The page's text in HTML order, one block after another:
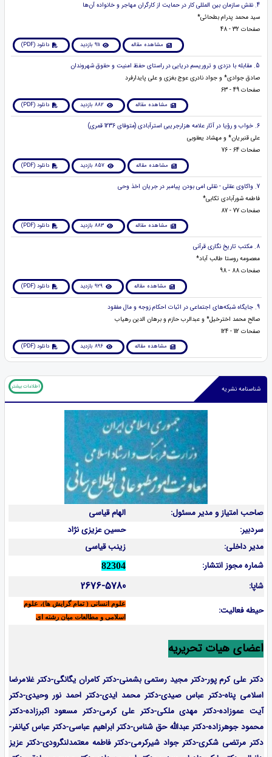
4. نقش سازمان بین المللی کار در حمایت از کارگران مهاجر و خانواده آن‌ها
سید محمد پدرام بطحائی*
صفحات 32 - 48
مشاهده مقاله 911 بازدید دانلود (PDF)
5. مقابله با دزدی و تروریسم دریایی در راستای حفظ امنیت و حقوق شهروندان
صادق جوادی* و جواد نادری عوج بغزی و علی پایدارفرد
صفحات 49 - 63
مشاهده مقاله 882 بازدید دانلود (PDF)
6. خواب و رؤیا در آثار علامه هزارجریبی استرآبادی (متوفای 1236 قمری)
علی قنبریان* و مهشاد یعقوبی
صفحات 64 - 76
مشاهده مقاله 857 بازدید دانلود (PDF)
7. واکاوی عقلی - نقلی امی بودن پیامبر در جریان اخذ وحی
فاطمه شورآبادی تکابی*
صفحات 77 - 87
مشاهده مقاله 883 بازدید دانلود (PDF)
8. مکتب تاریخ نگاری قرآنی
معصومه روستا طالب آباد*
صفحات 88 - 98
مشاهده مقاله 929 بازدید دانلود (PDF)
9. جایگاه شبکه‌های اجتماعی در اثبات احکام زوجه و مال مفقود
صالح محمد اخترخیل* و عبدالرب حازم و برهان الدین رهیاب
صفحات 112 - 124
مشاهده مقاله 896 بازدید دانلود (PDF)
شناسنامه نشریه اطلاعات بیشتر
صاحب امتیاز و مدیر مسئول:
الهام قیاسی
سردبیر:
حسین عزیزی نژاد
مدیر داخلی:
زینب قیاسی
شماره مجوز انتشار:
82304
شاپا: 2676-5780
حیطه فعالیت:
علوم انسانی ( تمام گرایش ها)، علوم
اسلامی و مطالعات میان رشته ای
اعضای هیات تحریریه
دکتر علی کرم پور-دکتر مجید رستمی بشمنی-دکتر کامران یگانگی-دکتر غلامرضا
اسلامی پناه-دکتر عباس صیدی-دکتر محمد ایدی-دکتر احمد نور وحیدی-دکتر
آیت عموزاده-دکتر مهدی ملکی-دکتر علی کرمی-دکتر مسعود اکبرزاده-دکتر
محمود جوهرزاده-دکتر عبدالله حق شناس-دکتر ابراهیم عباسی-دکتر عباس کیانفر-
دکتر مرتضی شکری-دکتر جواد شیرکرمی-دکتر فاطمه معتمدلنگرودی-دکتر عزیز